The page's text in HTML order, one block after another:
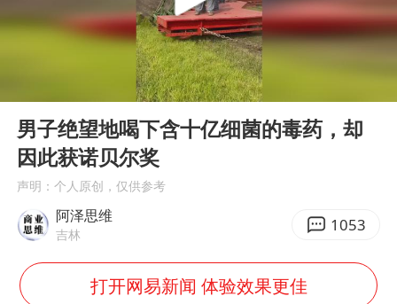
用AI造出新病毒意味着什么
浙江最强风雨时段已锁定
美股创4月份以来最大单周涨幅
台风白海豚登陆点缩圈
女子被狗舔脚确诊三级暴露 医生回应
泰国校园枪击事件已致8死30余伤
Play
男子绝望地喝下含十亿细菌的毒药，却
因此获诺贝尔奖
声明：个人原创，仅供参考
阿泽思维
吉林 1053
打开网易新闻 体验效果更佳